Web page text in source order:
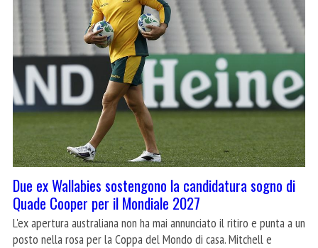
Due ex Wallabies sostengono la candidatura sogno di
Quade Cooper per il Mondiale 2027
L'ex apertura australiana non ha mai annunciato il ritiro e punta a un
posto nella rosa per la Coppa del Mondo di casa. Mitchell e